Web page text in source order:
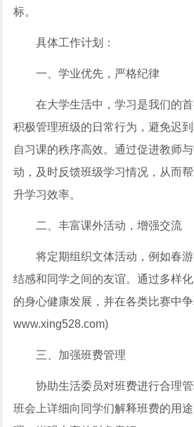
标。
具体工作计划：
一、学业优先，严格纪律
在大学生活中，学习是我们的
积极管理班级的日常行为，避免迟
自习课的秩序高效。通过促进教师
动，及时反馈班级学习情况，从而
升学习效率。
二、丰富课外活动，增强交流
将定期组织文体活动，例如春
结感和同学之间的友谊。通过多样
的身心健康发展，并在各类比赛中
www.xing528.com)
三、加强班费管理
协助生活委员对班费进行合理
班会上详细向同学们解释班费的用